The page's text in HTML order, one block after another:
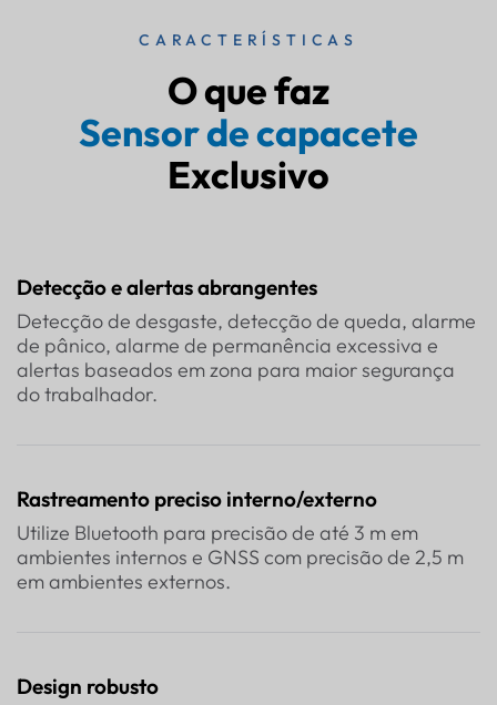
CARACTERÍSTICAS
O que faz
Sensor de capacete
Exclusivo
Detecção e alertas abrangentes
Detecção de desgaste, detecção de queda, alarme
de pânico, alarme de permanência excessiva e
alertas baseados em zona para maior segurança
do trabalhador.
Rastreamento preciso interno/externo
Utilize Bluetooth para precisão de até 3 m em
ambientes internos e GNSS com precisão de 2,5 m
em ambientes externos.
Design robusto